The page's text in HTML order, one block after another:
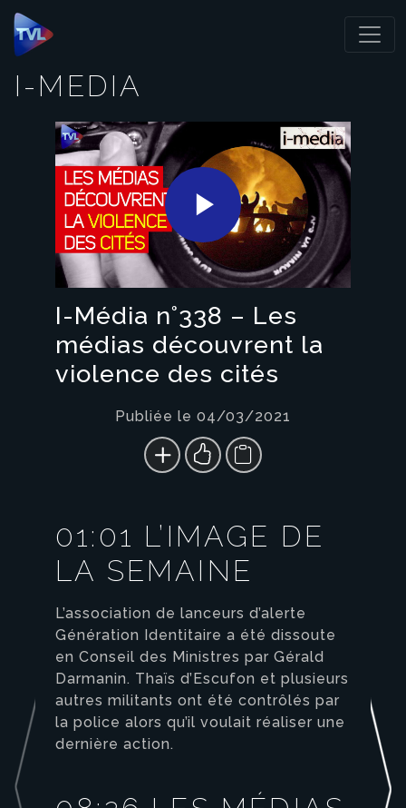
Panneau de gestion des cookies
I-MEDIA
Play
Video
I-Média n°338 – Les
médias découvrent la
violence des cités
Publiée le 04/03/2021
01:01 L’IMAGE DE
LA SEMAINE
L’association de lanceurs d’alerte
Génération Identitaire a été dissoute
en Conseil des Ministres par Gérald
Darmanin. Thaïs d’Escufon et plusieurs
autres militants ont été contrôlés par
la police alors qu’il voulait réaliser une
dernière action.